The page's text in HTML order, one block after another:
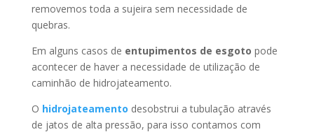
removemos toda a sujeira sem necessidade de
quebras.
Em alguns casos de entupimentos de esgoto pode
acontecer de haver a necessidade de utilização de
caminhão de hidrojateamento.
O hidrojateamento desobstrui a tubulação através
de jatos de alta pressão, para isso contamos com